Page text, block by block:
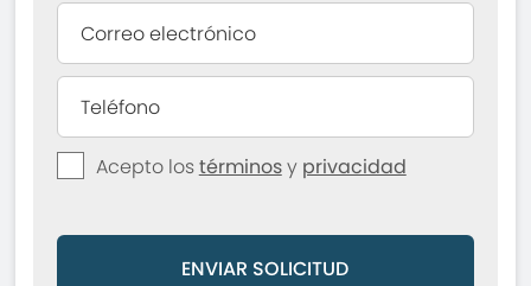
Acepto lostérminosy privacidad
ENVIAR SOLICITUD